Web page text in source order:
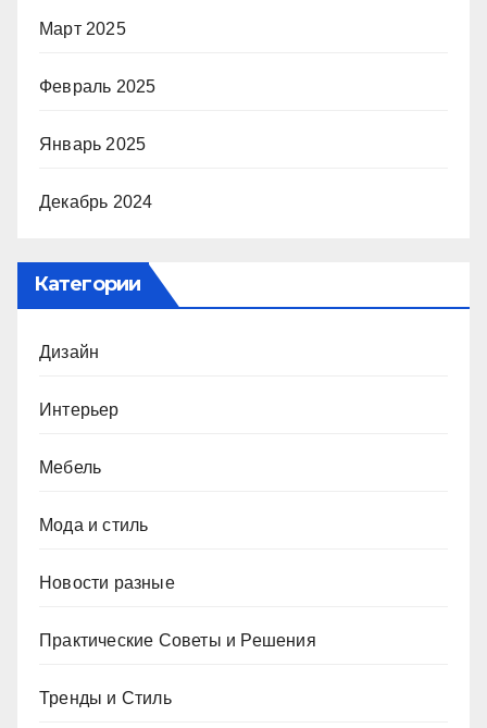
Март 2025
Февраль 2025
Январь 2025
Декабрь 2024
Категории
Дизайн
Интерьер
Мебель
Мода и стиль
Новости разные
Практические Советы и Решения
Тренды и Стиль